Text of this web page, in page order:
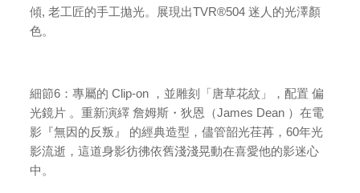
傾, 老工匠的手工拋光。展現出TVR®504 迷人的光澤顏
色。
細節6：專屬的 Clip-on ，並雕刻「唐草花紋」，配置 偏
光鏡片 。重新演繹 詹姆斯・狄恩（James Dean ）在電
影『無因的反叛』 的經典造型，儘管韶光荏苒，60年光
影流逝，這道身影彷彿依舊淺淺晃動在喜愛他的影迷心
中。